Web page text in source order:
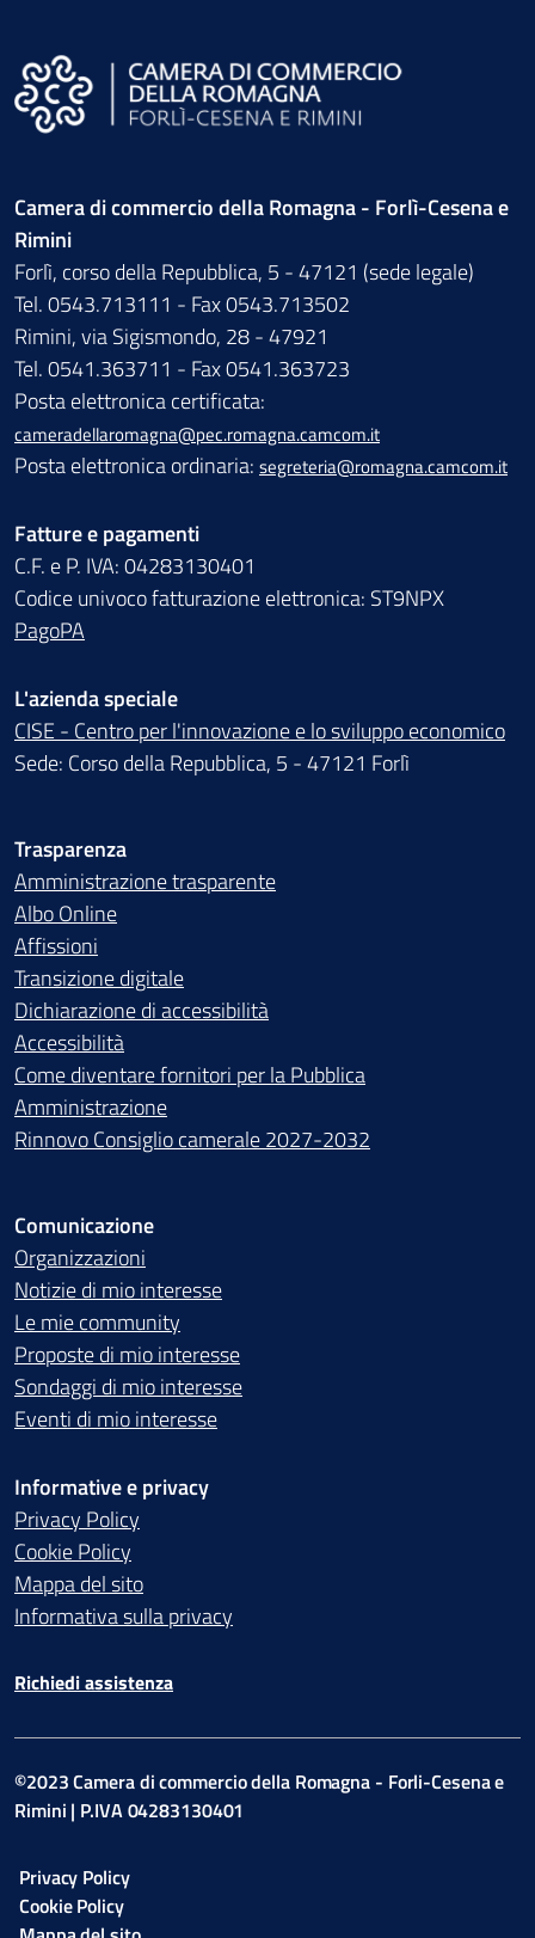
Camera di commercio della Romagna - Forlì-Cesena e
Rimini
Forlì, corso della Repubblica, 5 - 47121 (sede legale)
Tel. 0543.713111 - Fax 0543.713502
Rimini, via Sigismondo, 28 - 47921
Tel. 0541.363711 - Fax 0541.363723
Posta elettronica certificata:
cameradellaromagna@pec.romagna.camcom.it
Posta elettronica ordinaria: segreteria@romagna.camcom.it
Fatture e pagamenti
C.F. e P. IVA: 04283130401
Codice univoco fatturazione elettronica: ST9NPX
PagoPA
L'azienda speciale
CISE - Centro per l'innovazione e lo sviluppo economico
Sede: Corso della Repubblica, 5 - 47121 Forlì
Trasparenza
Amministrazione trasparente
Albo Online
Affissioni
Transizione digitale
Dichiarazione di accessibilità
Accessibilità
Come diventare fornitori per la Pubblica
Amministrazione
Rinnovo Consiglio camerale 2027-2032
Comunicazione
Organizzazioni
Notizie di mio interesse
Le mie community
Proposte di mio interesse
Sondaggi di mio interesse
Eventi di mio interesse
Informative e privacy
Privacy Policy
Cookie Policy
Mappa del sito
Informativa sulla privacy
Richiedi assistenza
©2023 Camera di commercio della Romagna - Forli-Cesena e
Rimini | P.IVA 04283130401
Privacy Policy
Cookie Policy